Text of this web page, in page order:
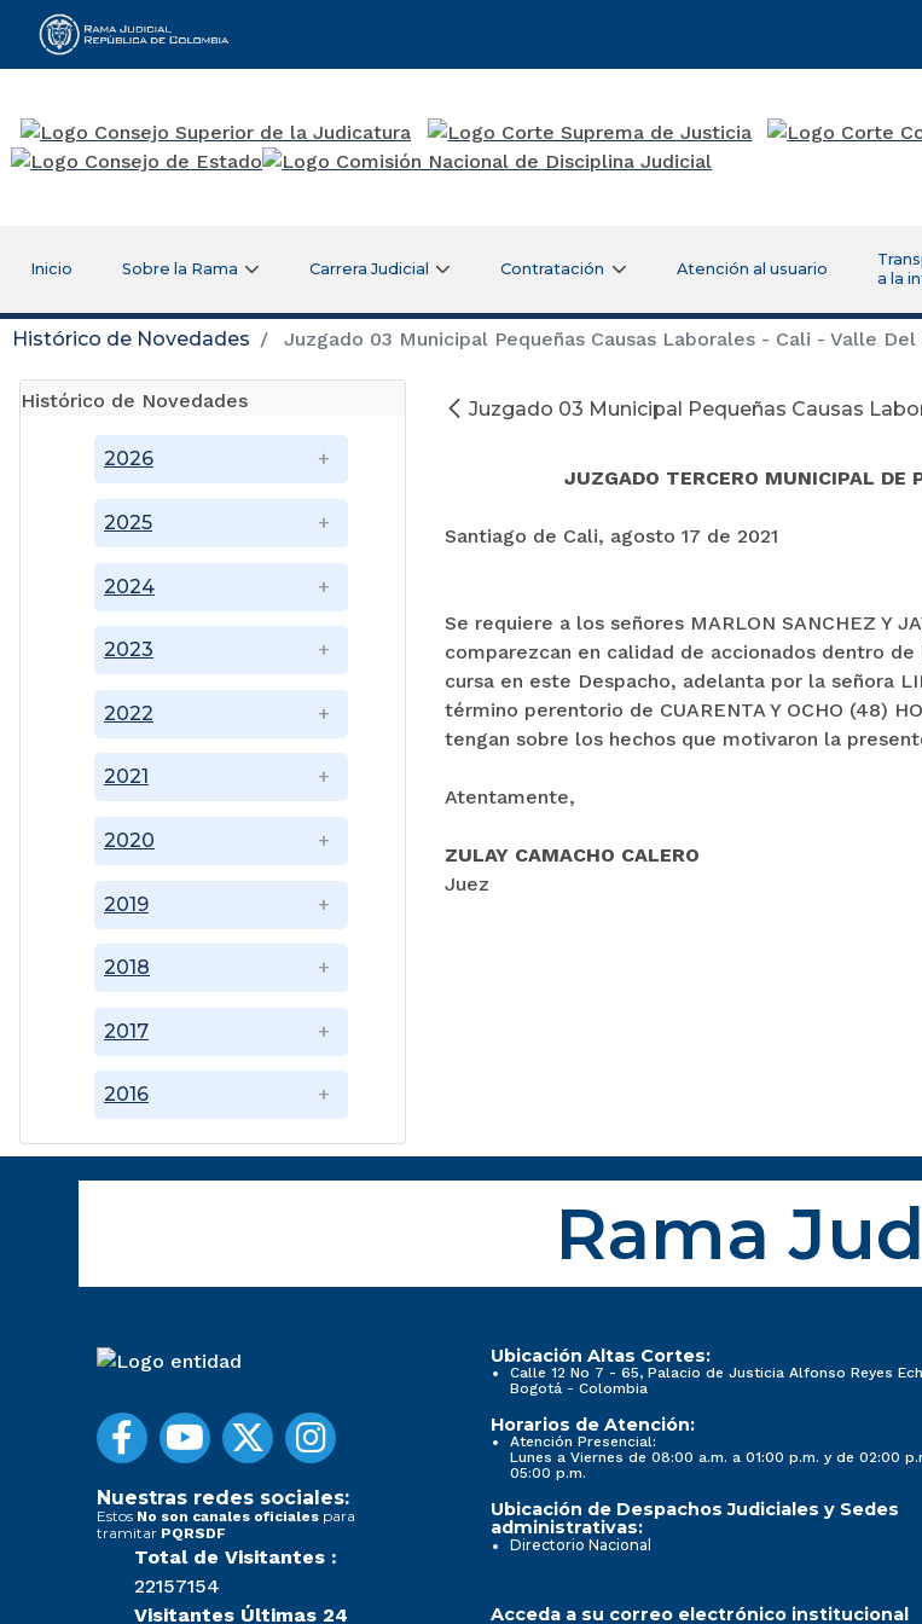
Rama Judicial
Inicio Sobre la Rama Carrera Judicial Contratación Atención al usuario
a la
Histórico de Novedades Juzgado 03 Municipal Pequeñas Causas Laborales - Cali - Valle Del
Histórico de Novedades
2016
2017
2018
2019
2020
2021
2022
2023
2024
2025
2026
Juzgado 03 Municipal Pequeñas Causas
JUZGADO TERCERO MUNICIPAL DE
Santiago de Cali, agosto 17 de 2021
Se requiere a los señores MARLON SANCHEZ Y
comparezcan en calidad de accionados dentro
cursa en este Despacho, adelanta por la señora
término perentorio de CUARENTA Y OCHO (48)
tengan sobre los hechos que motivaron la
Atentamente,
ZULAY CAMACHO CALERO
Juez
Rama
Nuestras redes sociales:
Estos No son canales oficiales para
tramitar PQRSDF
Total de Visitantes :
22157154
Visitantes Últimas 24
Ubicación Altas Cortes:
Calle 12 No 7 - 65, Palacio de Justicia Alfonso Reyes
Bogotá - Colombia
Horarios de Atención:
Atención Presencial:
Lunes a Viernes de 08:00 a.m. a 01:00 p.m. y de 02:00
05:00 p.m.
Ubicación de Despachos Judiciales y Sedes
administrativas:
Directorio Nacional
Acceda a su correo electrónico institucional